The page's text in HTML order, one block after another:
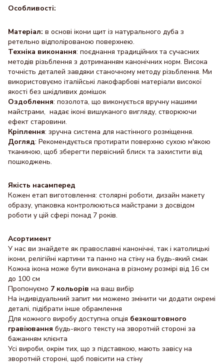
Особливості:
Матеріал: в основі ікони щит із натурального дуба з
ретельно відполірованою поверхнею.
Техніка виконання: поєднання традиційних та сучасних
методів різьблення з дотриманням канонічних норм. Висока
точність деталей завдяки станочному методу різьблення. Ми
використовуємо італійські лакофарбові матеріали високої
якості без шкідливих домішок
Оздоблення: позолота, що виконується вручну нашими
майстрами, надає іконі вишуканого вигляду, створюючи
ефект старовини.
Кріплення: зручна система для настінного розміщення.
Догляд: Рекомендується протирати поверхню сухою м'якою
тканиною, щоб зберегти первісний блиск та захистити від
пошкоджень.
Якість насамперед
Кожен етап виготовлення: столярні роботи, дизайн макету
образу, упаковка контролюються майстрами з досвідом
роботи у цій сфері понад 7 років.
Асортимент
У нас ви знайдете як православні канонічні, так і католицькі
ікони, релігійні картини та панно на стіну на будь-який смак
Кожна ікона може бути виконана в різному розмірі від 16 см
до 100 см
Пропонуємо 7 кольорів на ваш вибір
На індивідуальний запит ми можемо змінити чи додати окремі
деталі, підібрати інше обрамлення
Для кожного виробу доступна опція безкоштовного
гравіювання будь-якого тексту на зворотній стороні за
бажанням клієнта
Усі вироби, окрім тих, що з підставкою, мають завісу на
зворотній стороні, щоб повісити на стіну